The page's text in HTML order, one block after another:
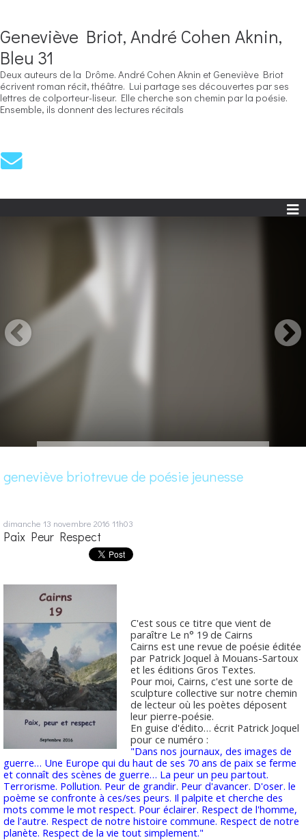
Geneviève Briot, André Cohen Aknin,
Bleu 31
Deux auteurs de la Drôme. André Cohen Aknin et Geneviève Briot
écrivent roman récit, théâtre. Lui partage ses découvertes par ses
lettres de colporteur-liseur. Elle cherche son chemin par la poésie.
Ensemble, ils donnent des lectures récitals
geneviève briotrevue de poésie jeunesse
dimanche 13 novembre 2016 11h03
Paix Peur Respect
C'est sous ce titre que vient de
paraître Le n° 19 de Cairns
Cairns est une revue de poésie éditée
par Patrick Joquel à Mouans-Sartoux
et les éditions Gros Textes.
Pour moi, Cairns, c'est une sorte de
sculpture collective sur notre chemin
de lecteur où les poètes déposent
leur pierre-poésie.
En guise d'édito… écrit Patrick Joquel
pour ce numéro :
"Dans nos journaux, des images de
guerre… Une Europe qui du haut de ses 70 ans de paix se ferme
et connaît des scènes de guerre… La peur un peu partout.
Terrorisme. Pollution. Peur de grandir. Peur d'avancer. D'oser. le
poème se confronte à ces/ses peurs. Il palpite et cherche des
mots comme le mot respect. Pour éclairer. Respect de l'homme,
de l'autre. Respect de notre histoire commune. Respect de notre
planète. Respect de la vie tout simplement."